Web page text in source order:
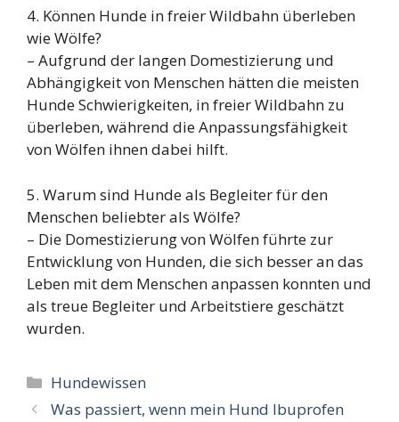
4. Können Hunde in freier Wildbahn überleben
wie Wölfe?
– Aufgrund der langen Domestizierung und
Abhängigkeit von Menschen hätten die meisten
Hunde Schwierigkeiten, in freier Wildbahn zu
überleben, während die Anpassungsfähigkeit
von Wölfen ihnen dabei hilft.
5. Warum sind Hunde als Begleiter für den
Menschen beliebter als Wölfe?
– Die Domestizierung von Wölfen führte zur
Entwicklung von Hunden, die sich besser an das
Leben mit dem Menschen anpassen konnten und
als treue Begleiter und Arbeitstiere geschätzt
wurden.
Kategorien
Hundewissen
Was passiert, wenn mein Hund Ibuprofen